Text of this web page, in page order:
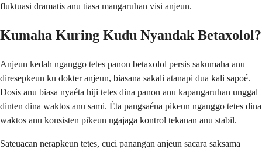
fluktuasi dramatis anu tiasa mangaruhan visi anjeun.
Kumaha Kuring Kudu Nyandak Betaxolol?
Anjeun kedah nganggo tetes panon betaxolol persis sakumaha anu
diresepkeun ku dokter anjeun, biasana sakali atanapi dua kali sapoé.
Dosis anu biasa nyaéta hiji tetes dina panon anu kapangaruhan unggal
dinten dina waktos anu sami. Éta pangsaéna pikeun nganggo tetes dina
waktos anu konsisten pikeun ngajaga kontrol tekanan anu stabil.
Sateuacan nerapkeun tetes, cuci panangan anjeun sacara saksama